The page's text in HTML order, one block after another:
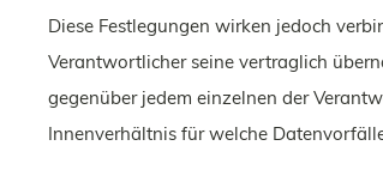
Diese Festlegungen wirken jedoch
Verantwortlicher seine vertraglich
gegenüber jedem einzelnen der
Innenverhältnis für welche